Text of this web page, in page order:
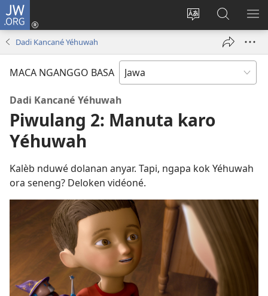
JW.ORG
Ganti
Mlebu
(opens
Golèk
JW.ORG
Dadi Kancané Yéhuwah
MACA NGANGGO BASA
Dadi Kancané Yéhuwah
Piwulang 2: Manuta karo
Yéhuwah
Kalèb nduwé dolanan anyar. Tapi, ngapa kok Yéhuwah
ora seneng? Deloken vidéoné.